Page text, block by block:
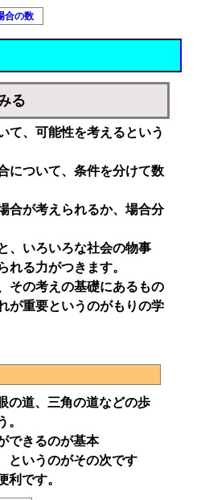
合の数
る
て、可能性を考えるという
について、条件を分けて数
合が考えられるか、場合分
、いろいろな社会の物事
れる力がつきます。
その考えの基礎にあるもの
が重要というのがもりの学
の道、三角の道などの歩
。
できるのが基本
というのがその次です
利です。